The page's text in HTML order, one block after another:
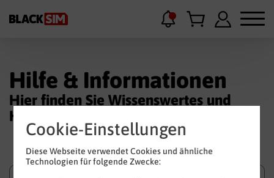
Hilfe & Informationen
Hier finden Sie Wissenswertes und
Hilfestellungen.
Cookie-Einstellungen
Diese Webseite verwendet Cookies und ähnliche
Technologien für folgende Zwecke: